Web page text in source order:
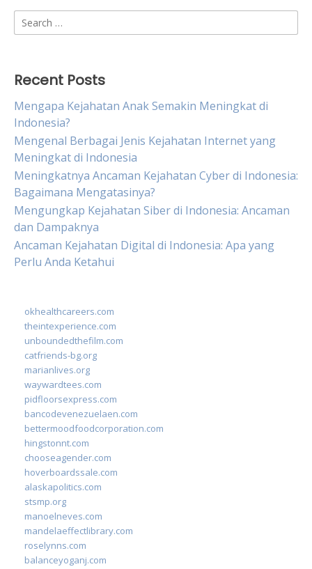
Search
for:
Recent Posts
Mengapa Kejahatan Anak Semakin Meningkat di
Indonesia?
Mengenal Berbagai Jenis Kejahatan Internet yang
Meningkat di Indonesia
Meningkatnya Ancaman Kejahatan Cyber di Indonesia:
Bagaimana Mengatasinya?
Mengungkap Kejahatan Siber di Indonesia: Ancaman
dan Dampaknya
Ancaman Kejahatan Digital di Indonesia: Apa yang
Perlu Anda Ketahui
okhealthcareers.com
theintexperience.com
unboundedthefilm.com
catfriends-bg.org
marianlives.org
waywardtees.com
pidfloorsexpress.com
bancodevenezuelaen.com
bettermoodfoodcorporation.com
hingstonnt.com
chooseagender.com
hoverboardssale.com
alaskapolitics.com
stsmp.org
manoelneves.com
mandelaeffectlibrary.com
roselynns.com
balanceyoganj.com